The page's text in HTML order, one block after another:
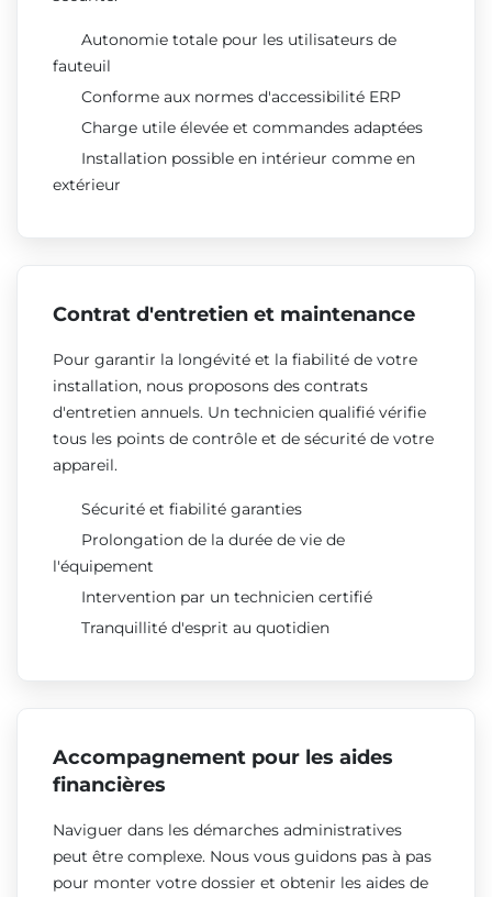
Autonomie totale pour les utilisateurs de
fauteuil
Conforme aux normes d'accessibilité ERP
Charge utile élevée et commandes adaptées
Installation possible en intérieur comme en
extérieur
Contrat d'entretien et maintenance
Pour garantir la longévité et la fiabilité de votre
installation, nous proposons des contrats
d'entretien annuels. Un technicien qualifié vérifie
tous les points de contrôle et de sécurité de votre
appareil.
Sécurité et fiabilité garanties
Prolongation de la durée de vie de
l'équipement
Intervention par un technicien certifié
Tranquillité d'esprit au quotidien
Accompagnement pour les aides
financières
Naviguer dans les démarches administratives
peut être complexe. Nous vous guidons pas à pas
pour monter votre dossier et obtenir les aides de